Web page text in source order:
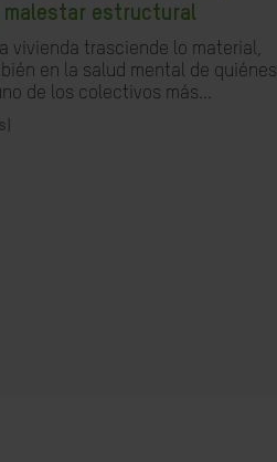
malestar estructural
vivienda trasciende lo material,
en la salud mental de quiénes
de los colectivos más...